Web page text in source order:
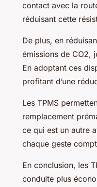
contact avec la
réduisant cette
De plus, en
émissions de CO2,
En adoptant ces
profitant d’une
Les TPMS
remplacement
ce qui est un autre
chaque geste
En conclusion, les
conduite plus